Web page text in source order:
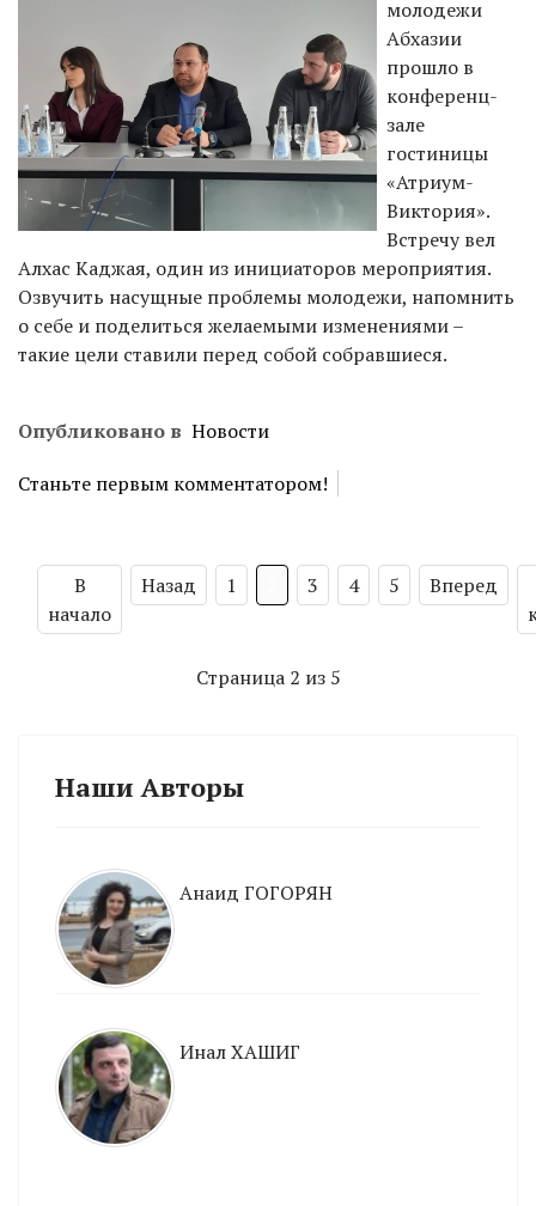
молодежи
Абхазии
прошло в
конференц-
зале
гостиницы
«Атриум-
Виктория».
Встречу вел
Алхас Каджая, один из инициаторов мероприятия.
Озвучить насущные проблемы молодежи, напомнить
о себе и поделиться желаемыми изменениями –
такие цели ставили перед собой собравшиеся.
Опубликовано в Новости
Станьте первым комментатором!
В
начало
Назад 1 3 4 5
Вперед
Страница 2 из 5
Наши Авторы
Анаид ГОГОРЯН
Инал ХАШИГ